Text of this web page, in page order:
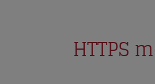
HTTPS